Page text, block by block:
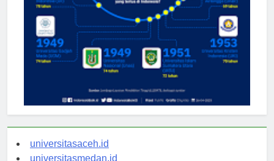
universitasaceh.id